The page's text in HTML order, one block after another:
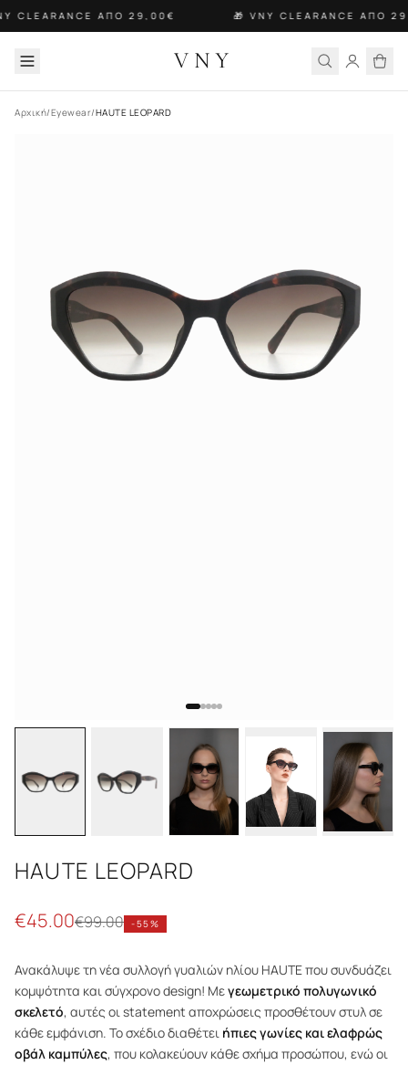
CLEARANCE ΑΠΟ 29,00€ 🎁 VNY CLEARANCE ΑΠΟ
VNY
Αρχική/Eyewear/HAUTE LEOPARD
HAUTE LEOPARD
€45.00€99.00 -55%
Ανακάλυψε τη νέα συλλογή γυαλιών ηλίου HAUTE που συνδυάζει
κομψότητα και σύγχρονο design! Μεγεωμετρικό πολυγωνικό
σκελετό, αυτές οι statement αποχρώσεις προσθέτουν στυλ σε
κάθε εμφάνιση. Το σχέδιο διαθέτει ήπιες γωνίες και ελαφρώς
οβάλ καμπύλες, που κολακεύουν κάθε σχήμα προσώπου, ενώ οι